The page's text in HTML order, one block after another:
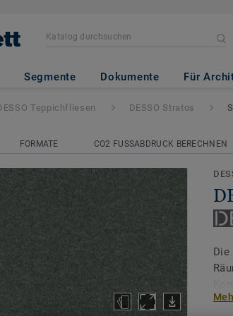
Segmente Dokumente Für
Stratos - Stratos A138
Teppichfliesen DESSO Stratos
FORMATE CO2 FUSSABDRUCK BERECHNEN
Die